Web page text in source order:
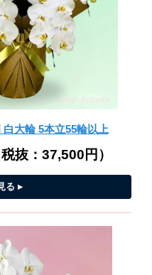
大輪 5本立55輪以上
税抜： 37,500円 ）